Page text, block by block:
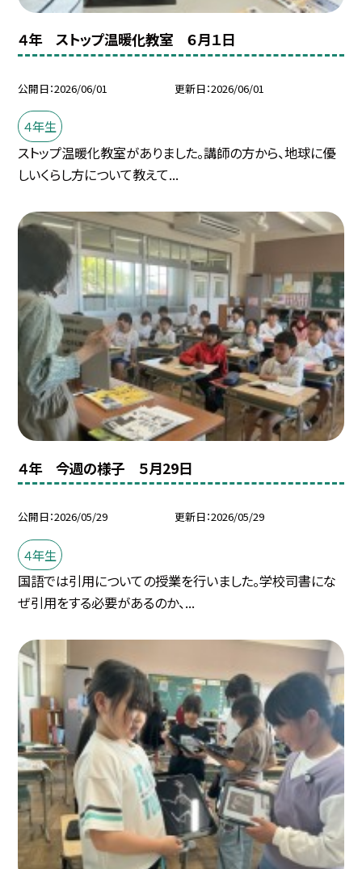
４年 ストップ温暖化教室 ６月１日
公開日 2026/06/01 更新日 2026/06/01
４年生
ストップ温暖化教室がありました。講師の方から、地球に優
しいくらし方について教えて...
４年 今週の様子 ５月29日
公開日 2026/05/29 更新日 2026/05/29
４年生
国語では引用についての授業を行いました。学校司書にな
ぜ引用をする必要があるのか、...